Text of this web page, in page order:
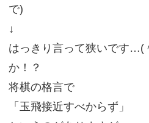
で)
↓
はっきり言って狭いです…(
か！？
将棋の格言で
「玉飛接近すべからず」